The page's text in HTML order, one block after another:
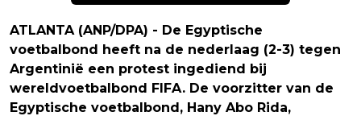
ATLANTA (ANP/DPA) - De Egyptische
voetbalbond heeft na de nederlaag (2-3) tegen
Argentinië een protest ingediend bij
wereldvoetbalbond FIFA. De voorzitter van de
Egyptische voetbalbond, Hany Abo Rida,